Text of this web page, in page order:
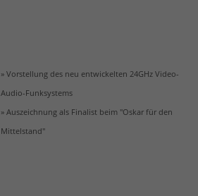
» Vorstellung des neu entwickelten 24GHz Video-
Audio-Funksystems
» Auszeichnung als Finalist beim "Oskar für den
Mittelstand"